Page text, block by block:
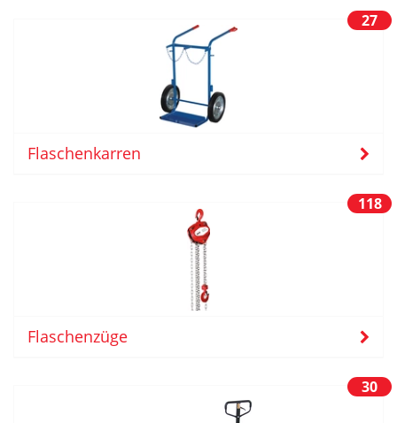
27
Flaschenkarren
118
Flaschenzüge
30